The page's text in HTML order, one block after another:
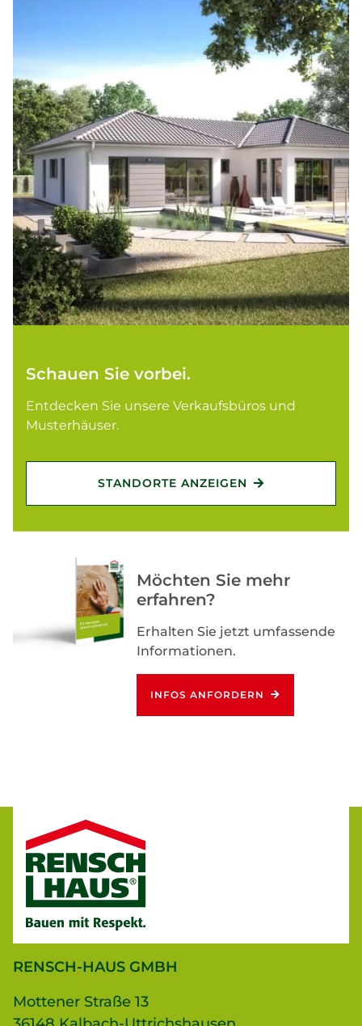
Schauen Sie vorbei.
Entdecken Sie unsere Verkaufsbüros und
Musterhäuser.
STANDORTE ANZEIGEN
Möchten Sie mehr
erfahren?
Erhalten Sie jetzt umfassende
Informationen.
INFOS ANFORDERN
RENSCH-HAUS GMBH
Mottener Straße 13